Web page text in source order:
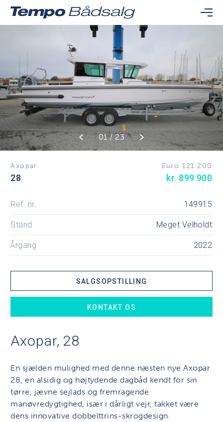
01 / 23
Axopar Euro 121.200
28 kr. 899.900
Ref. nr. 149915
Stand Meget Velholdt
Årgang 2022
SALGSOPSTILLING
KONTAKT OS
Axopar, 28
En sjælden mulighed med denne næsten nye Axopar
28, en alsidig og højtydende dagbåd kendt for sin
tørre, jævne sejlads og fremragende
manøvredygtighed, især i dårligt vejr, takket være
dens innovative dobbelttrins-skrogdesign.